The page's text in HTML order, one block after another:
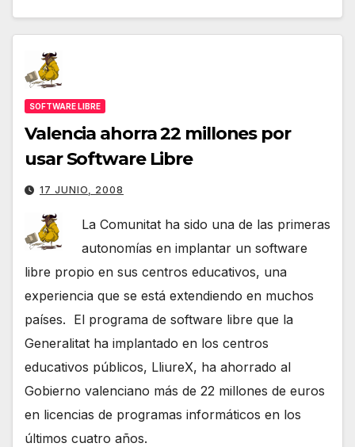
SOFTWARE LIBRE
Valencia ahorra 22 millones por
usar Software Libre
17 JUNIO, 2008
La Comunitat ha sido una de las primeras
autonomías en implantar un software
libre propio en sus centros educativos, una
experiencia que se está extendiendo en muchos
países. El programa de software libre que la
Generalitat ha implantado en los centros
educativos públicos, LliureX, ha ahorrado al
Gobierno valenciano más de 22 millones de euros
en licencias de programas informáticos en los
últimos cuatro años.